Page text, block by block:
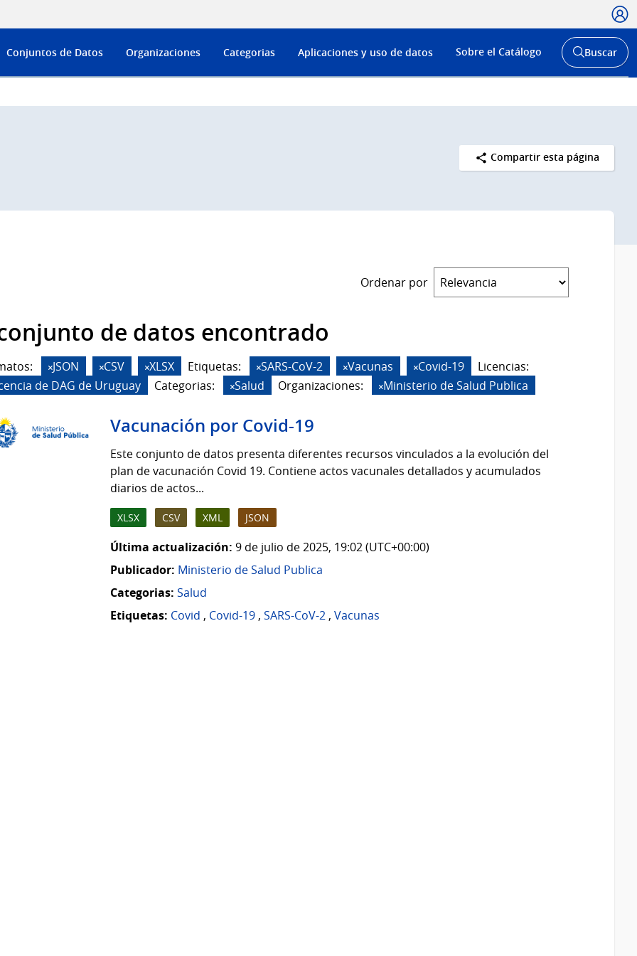
Menú
de
Conjuntos de Datos Organizaciones Categorias Aplicaciones y uso de datos Sobre el Catálogo
Abrir
buscador
Buscar
Compartir esta página
Ordenar por
de datos encontrado
JSON CSV XLSX Etiquetas: SARS-CoV-2 Vacunas Covid-19
Licencias:
de DAG de Uruguay
Categorias: Salud Organizaciones: Ministerio de Salud Publica
Vacunación por Covid-19
Este conjunto de datos presenta diferentes recursos vinculados a la evolución del
plan de vacunación Covid 19. Contiene actos vacunales detallados y acumulados
diarios de actos...
XLSX CSV XML JSON
Última actualización: 9 de julio de 2025, 19:02 (UTC+00:00)
Publicador: Ministerio de Salud Publica
Categorias: Salud
Etiquetas: Covid , Covid-19, SARS-CoV-2, Vacunas